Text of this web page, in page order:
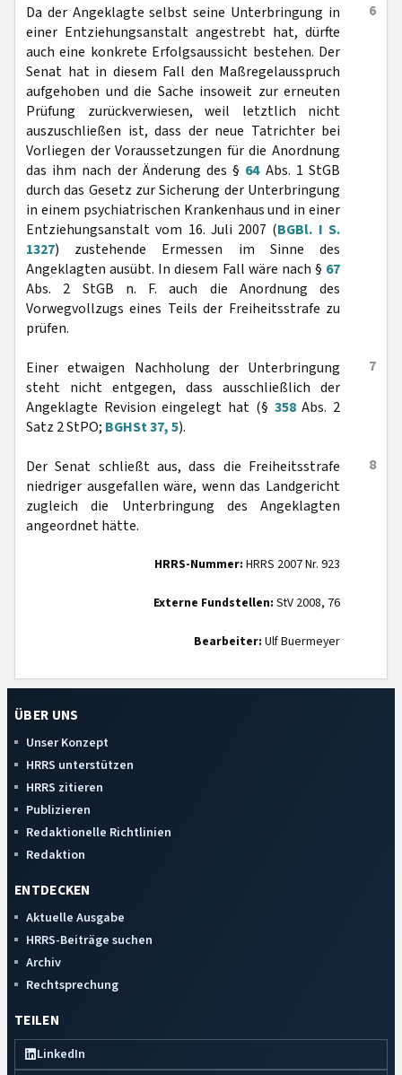
6
Da der Angeklagte selbst seine Unterbringung in
einer Entziehungsanstalt angestrebt hat, dürfte
auch eine konkrete Erfolgsaussicht bestehen. Der
Senat hat in diesem Fall den Maßregelausspruch
aufgehoben und die Sache insoweit zur erneuten
Prüfung zurückverwiesen, weil letztlich nicht
auszuschließen ist, dass der neue Tatrichter bei
Vorliegen der Voraussetzungen für die Anordnung
das ihm nach der Änderung des § 64Abs. 1 StGB
durch das Gesetz zur Sicherung der Unterbringung
in einem psychiatrischen Krankenhaus und in einer
Entziehungsanstalt vom 16. Juli 2007 (BGBl. I S.
1327) zustehende Ermessen im Sinne des
Angeklagten ausübt. In diesem Fall wäre nach § 67
Abs. 2 StGB n. F. auch die Anordnung des
Vorwegvollzugs eines Teils der Freiheitsstrafe zu
prüfen.
7
Einer etwaigen Nachholung der Unterbringung
steht nicht entgegen, dass ausschließlich der
Angeklagte Revision eingelegt hat (§ 358Abs. 2
Satz 2 StPO; BGHSt 37, 5).
8
Der Senat schließt aus, dass die Freiheitsstrafe
niedriger ausgefallen wäre, wenn das Landgericht
zugleich die Unterbringung des Angeklagten
angeordnet hätte.
HRRS-Nummer: HRRS 2007 Nr. 923
Externe Fundstellen: StV 2008, 76
Bearbeiter: Ulf Buermeyer
ÜBER UNS
Unser Konzept
HRRS unterstützen
HRRS zitieren
Publizieren
Redaktionelle Richtlinien
Redaktion
ENTDECKEN
Aktuelle Ausgabe
HRRS-Beiträge suchen
Archiv
Rechtsprechung
TEILEN
LinkedIn